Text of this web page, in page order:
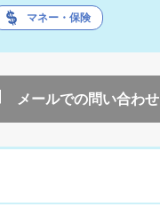
マネー・保険
メールでの問い合わせ